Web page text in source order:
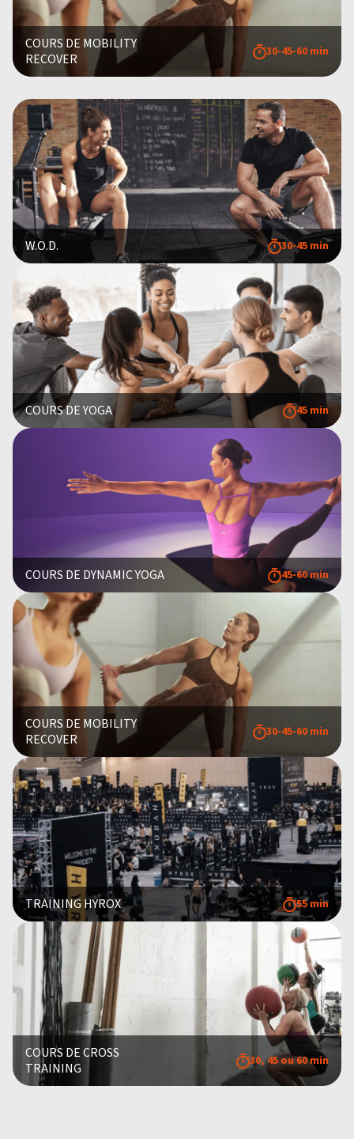
COURS DE MOBILITY
RECOVER
30-45-60 min
W.O.D. 30-45 min
COURS DE YOGA 45 min
COURS DE DYNAMIC YOGA 45-60 min
COURS DE MOBILITY
RECOVER
30-45-60 min
TRAINING HYROX 55 min
COURS DE CROSS
TRAINING
30, 45 ou 60 min